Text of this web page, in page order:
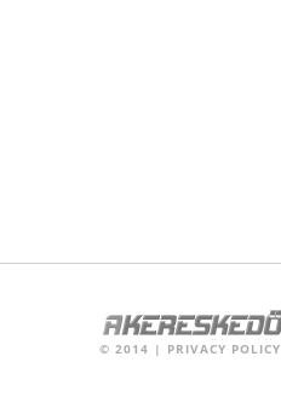
© 2014 | PRIVACY POLICY